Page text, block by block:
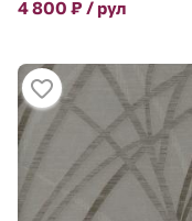
4 800 ₽ / рул